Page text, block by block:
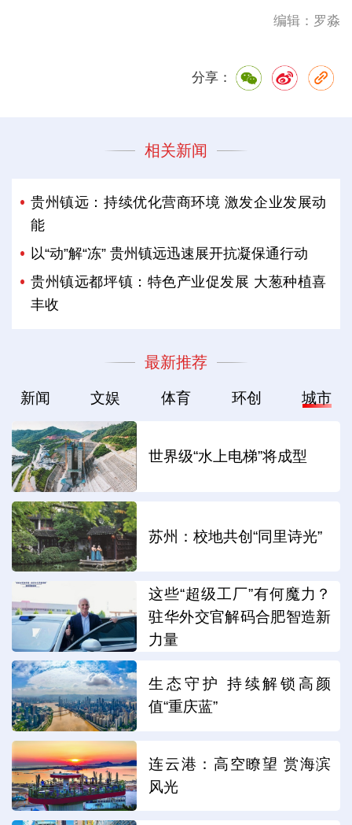
编辑：罗淼
分享：
相关新闻
贵州镇远：持续优化营商环境 激发企业发展动
能
以“动”解“冻” 贵州镇远迅速展开抗凝保通行动
贵州镇远都坪镇：特色产业促发展 大葱种植喜
丰收
最新推荐
新闻 文娱 体育 环创 城市
世界级“水上电梯”将成型
苏州：校地共创“同里诗光”
这些“超级工厂”有何魔力？
驻华外交官解码合肥智造新
力量
生态守护 持续解锁高颜
值“重庆蓝”
连云港：高空瞭望 赏海滨
风光